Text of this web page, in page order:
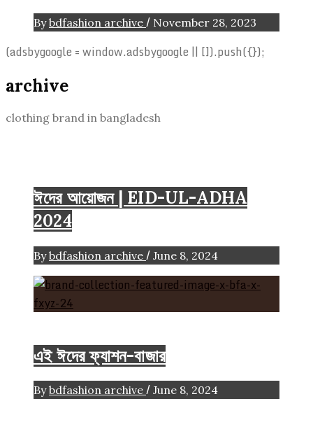
By bdfashion archive / November 28, 2023
(adsbygoogle = window.adsbygoogle || []).push({});
archive
clothing brand in bangladesh
ঈদের আয়োজন | EID-UL-ADHA
2024
By bdfashion archive / June 8, 2024
এই ঈদের ফ্যাশন-বাজার
By bdfashion archive / June 8, 2024